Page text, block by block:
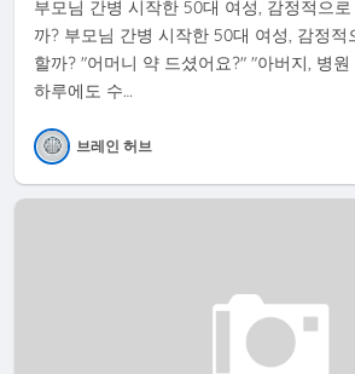
부모님 간병 시작한 50대 여성, 감정적으
까? 부모님 간병 시작한 50대 여성, 감정
할까? "어머니 약 드셨어요?" "아버지, 병
하루에도 수…
브레인 허브